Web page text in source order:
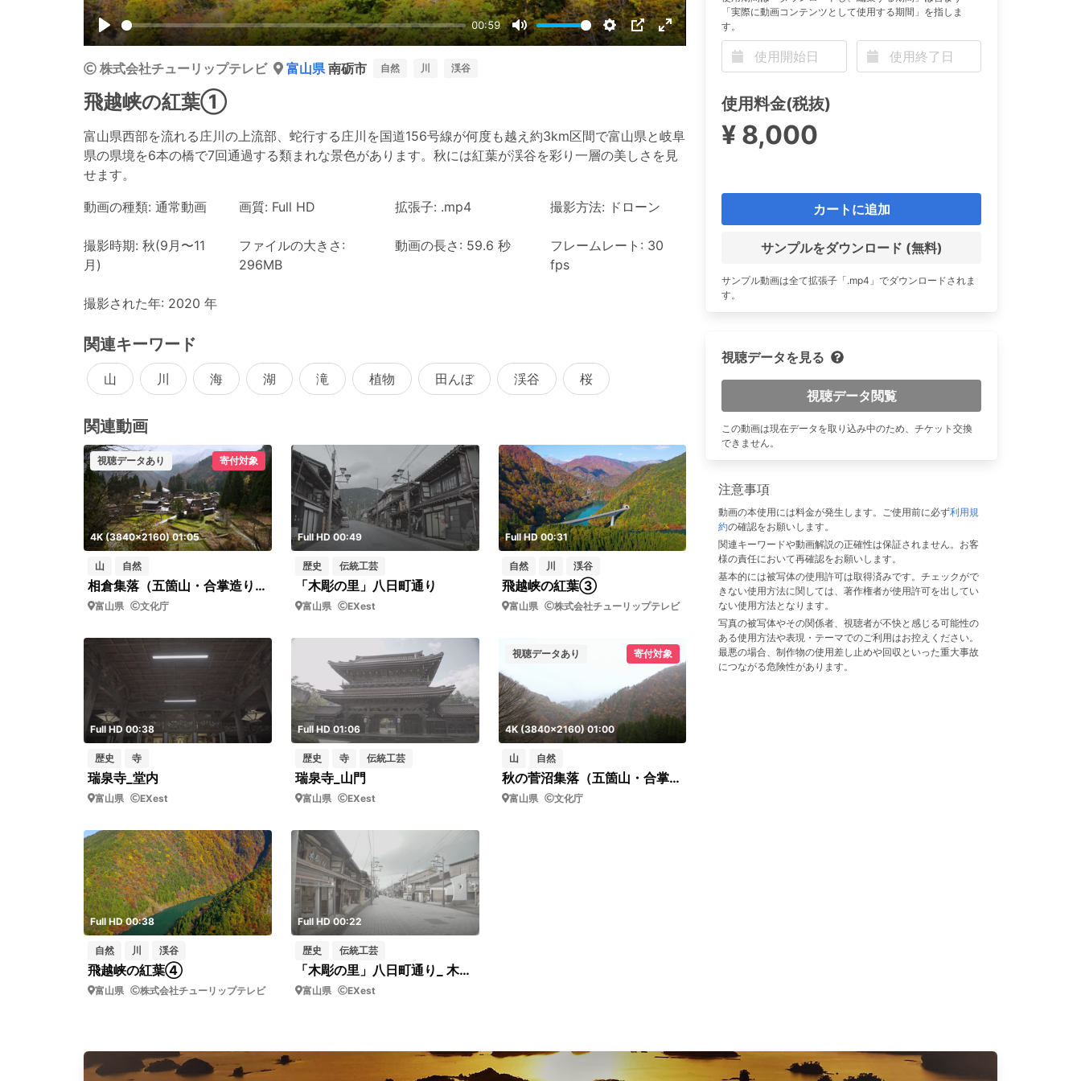
Play
00:59
Mute Settings
PIP Enter
株式会社チューリップテレビ 富山県南砺市 自然 川 渓谷
飛越峡の紅葉①
富山県西部を流れる庄川の上流部、蛇行する庄川を国道156号線が何度も越え約3km区間で富山県と岐阜
県の県境を6本の橋で7回通過する類まれな景色があります。秋には紅葉が渓谷を彩り一層の美しさを見
せます。
動画の種類: 通常動画
画質: Full HD 拡張子: .mp4 撮影方法: ドローン
撮影時期: 秋(9月〜11
月)
ファイルの大きさ:
296MB
動画の長さ: 59.6 秒
フレームレート: 30
fps
撮影された年: 2020 年
関連キーワード
山 川 海 湖 滝 植物 田んぼ 渓谷 桜
関連動画
視聴データあり 寄付対象
4K (3840x2160) 01:05
山 自然
相倉集落（五箇山・合掌造り集落・FIX/パーン撮影）
富山県 文化庁
Full HD 00:49
歴史 伝統工芸
「木彫の里」八日町通り
富山県 EXest
Full HD 00:31
自然 川 渓谷
飛越峡の紅葉③
富山県 株式会社チューリップテレビ
Full HD 00:38
歴史 寺
瑞泉寺_堂内
富山県 EXest
Full HD 01:06
歴史 寺 伝統工芸
瑞泉寺_山門
富山県 EXest
視聴データあり 寄付対象
4K (3840x2160) 01:00
山 自然
秋の菅沼集落（五箇山・合掌造り集落・FIX/パーン撮影）
富山県 文化庁
Full HD 00:38
自然 川 渓谷
飛越峡の紅葉④
富山県 株式会社チューリップテレビ
Full HD 00:22
歴史 伝統工芸
「木彫の里」八日町通り_ 木彫処常房
富山県 EXest
「実際に動画コンテンツとして使用する期間」を指しま
す。
使用料金(税抜)
¥ 8,000
カートに追加
サンプルをダウンロード (無料)
サンプル動画は全て拡張子「.mp4」でダウンロードされま
す。
視聴データを見る
視聴データ閲覧
この動画は現在データを取り込み中のため、チケット交換
できません。
注意事項
動画の本使用には料金が発生します。ご使用前に必ず利用規
約の確認をお願いします。
関連キーワードや動画解説の正確性は保証されません。お客
様の責任において再確認をお願いします。
基本的には被写体の使用許可は取得済みです。チェックがで
きない使用方法に関しては、著作権者が使用許可を出してい
ない使用方法となります。
写真の被写体やその関係者、視聴者が不快と感じる可能性の
ある使用方法や表現・テーマでのご利用はお控えください。
最悪の場合、制作物の使用差し止めや回収といった重大事故
につながる危険性があります。